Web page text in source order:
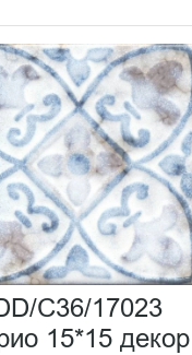
C36/17023
15*15 декор